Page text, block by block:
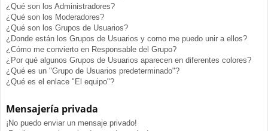
¿Qué son los Administradores?
¿Qué son los Moderadores?
¿Qué son los Grupos de Usuarios?
¿Donde están los Grupos de Usuarios y como me puedo unir a ellos?
¿Cómo me convierto en Responsable del Grupo?
¿Por qué algunos Grupos de Usuarios aparecen en diferentes colores?
¿Qué es un "Grupo de Usuarios predeterminado"?
¿Qué es el enlace "El equipo"?
Mensajería privada
¡No puedo enviar un mensaje privado!